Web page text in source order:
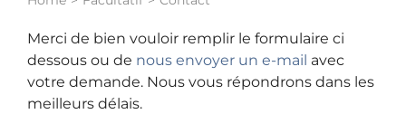
Merci de bien vouloir remplir le formulaire ci
dessous ou de nous envoyer un e-mail avec
votre demande. Nous vous répondrons dans les
meilleurs délais.